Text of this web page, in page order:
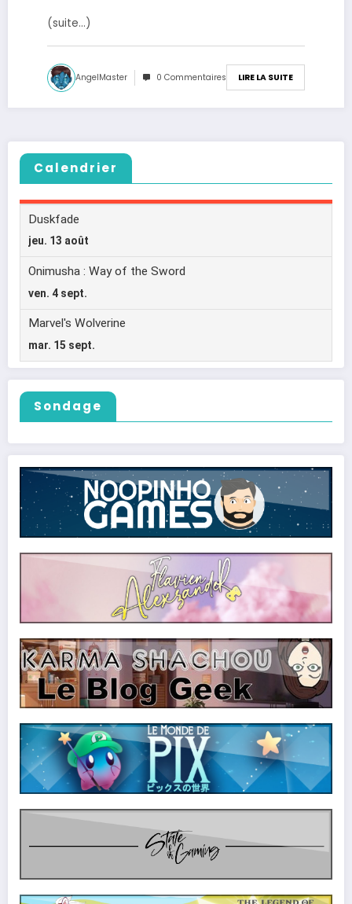
(suite…)
AngelMaster 0 Commentaires LIRE LA SUITE
Calendrier
Sondage